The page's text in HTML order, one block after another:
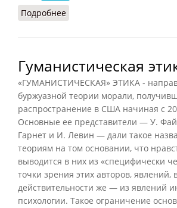
Подробнее
Гуманистическая
«ГУМАНИСТИЧЕСКАЯ» ЭТИКА -
буржуазной теории морали,
распространение в США начиная с
Основные ее представители — У.
Гарнет и И. Левин — дали такое
теориям на том основании, что
выводится в них из «специфически
точки зрения этих авторов, явлений,
действительности же — из явлений
психологии. Такое ограничение